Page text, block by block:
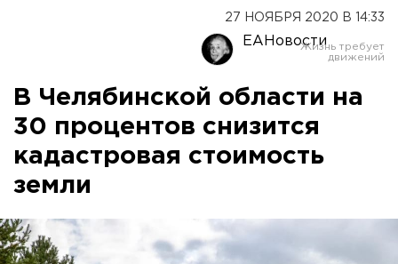
27 НОЯБРЯ 2020 В 14:33
ЕАНовости
В Челябинской области на
30 процентов снизится
кадастровая стоимость
земли